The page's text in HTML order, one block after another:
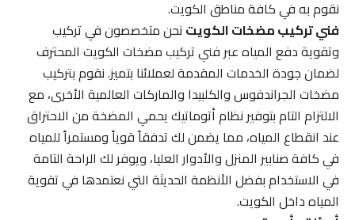
نقوم به في كافة مناطق الكويت.
فني تركيب مضخات الكويتنحن متخصصون في تركيب
وتقوية دفع المياه عبر فني تركيب مضخات الكويت المحترف
لضمان جودة الخدمات المقدمة لعملائنا بتميز. نقوم بتركيب
مضخات الجراندفوس والكلبيدا والماركات العالمية الأخرى، مع
الالتزام التام بتوفير نظام أتوماتيك يحمي المضخة من الاحتراق
عند انقطاع المياه، مما يضمن لك تدفقاً قوياً ومستمراً للمياه
في كافة صنابير المنزل والأدوار العليا، ويوفر لك الراحة التامة
في الاستخدام بفضل الأنظمة الحديثة التي نعتمدها في تقوية
المياه داخل الكويت.